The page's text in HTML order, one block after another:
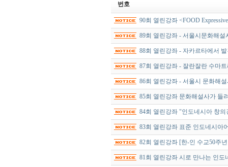
번호
90회 열린강좌 <FOOD
89회 열린강좌 - 서울시문화해
88회 열린강좌 - 자카르타에서
87회 열린강좌 - 잘란잘란 수마
86회 열린강좌 - 서울시 문화해
85회 열린강좌 문화해설사가
84회 열린강좌 "인도네시아 창
83회 열린강좌 표준 인도네시아
82회 열린강좌 [한-인 수교50주
81회 열린강좌 시로 만나는 인